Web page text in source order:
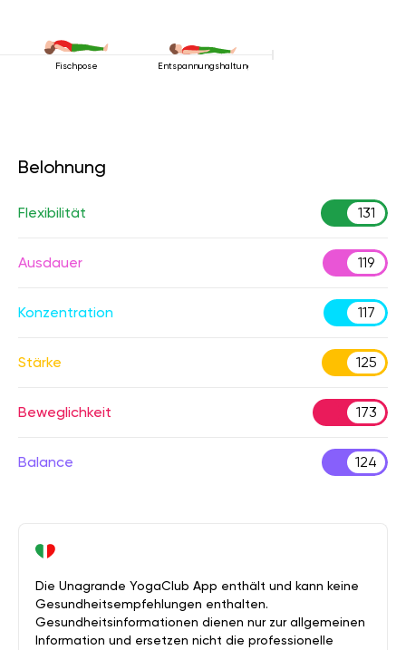
Fischpose Entspannungshaltung
Belohnung
Flexibilität 131
Ausdauer 119
Konzentration 117
Stärke 125
Beweglichkeit 173
Balance 124
Die Unagrande YogaClub App enthält und kann keine
Gesundheitsempfehlungen enthalten.
Gesundheitsinformationen dienen nur zur allgemeinen
Information und ersetzen nicht die professionelle